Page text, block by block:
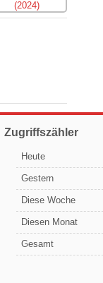
Zugriffszähler
Heute
Gestern
Diese Woche
Diesen Monat
Gesamt